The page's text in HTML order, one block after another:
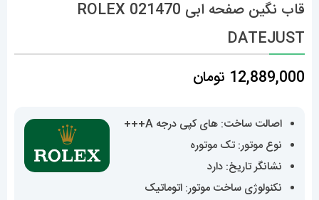
قاب نگین صفحه ابی 021470 ROLEX
DATEJUST
12,889,000 تومان
اصالت ساخت: های کپی درجه A+++
نوع موتور: تک موتوره
نشانگر تاریخ: دارد
نکنولوژی ساخت موتور: اتوماتیک